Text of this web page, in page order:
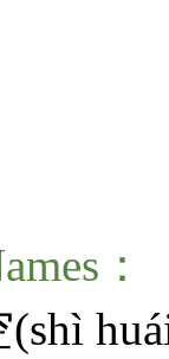
：
(shì